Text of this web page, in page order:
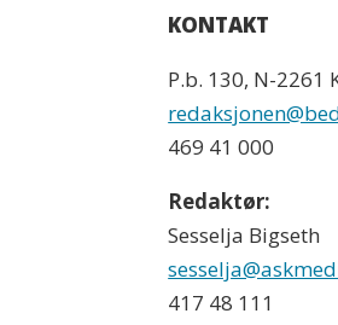
KONTAKT
P.b. 130, N-2261
469 41 000
Redaktør:
Sesselja Bigseth
417 48 111